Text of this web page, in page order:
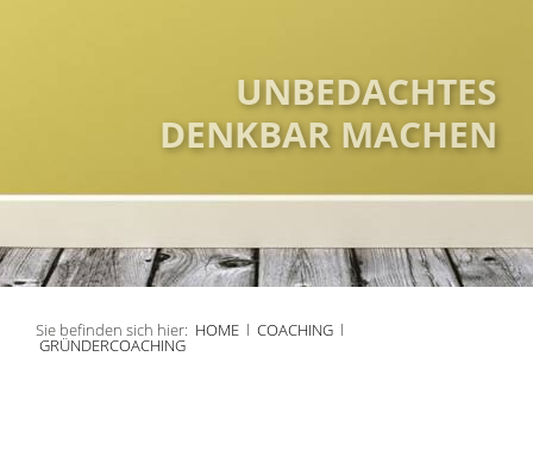
UNBEDACHTES
DENKBAR MACHEN
Sie befinden sich hier: HOME l COACHING l
GRÜNDERCOACHING